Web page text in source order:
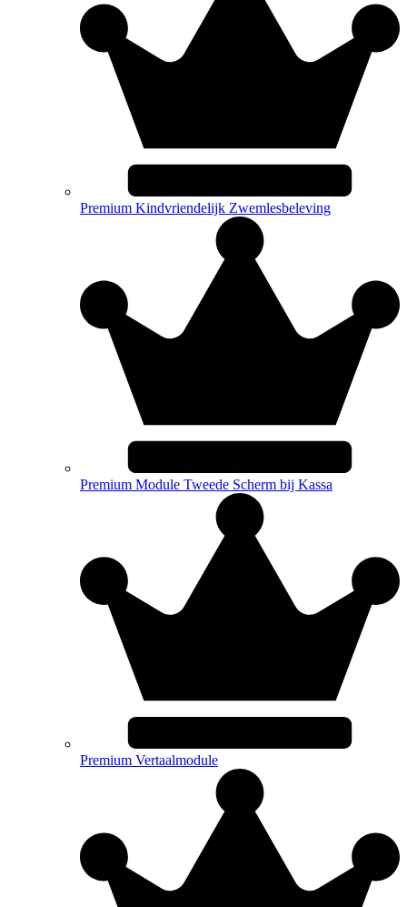
Premium Kindvriendelijk Zwemlesbeleving
Premium Module Tweede Scherm bij Kassa
Premium Vertaalmodule